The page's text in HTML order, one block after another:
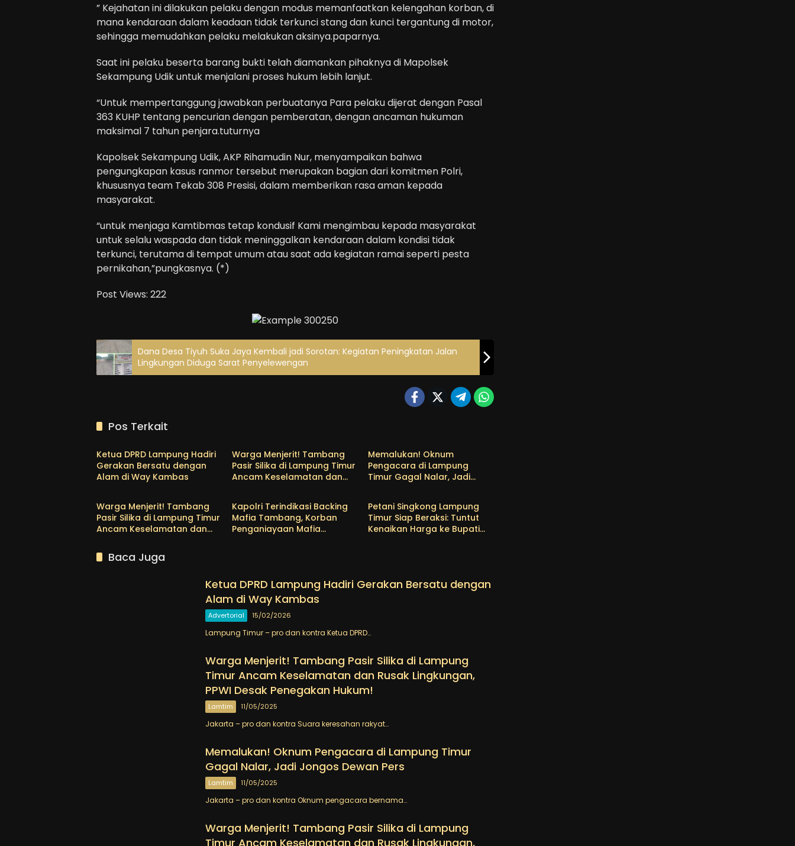
” Kejahatan ini dilakukan pelaku dengan modus memanfaatkan kelengahan korban, di
mana kendaraan dalam keadaan tidak terkunci stang dan kunci tergantung di motor,
sehingga memudahkan pelaku melakukan aksinya.paparnya.
Saat ini pelaku beserta barang bukti telah diamankan pihaknya di Mapolsek
Sekampung Udik untuk menjalani proses hukum lebih lanjut.
“Untuk mempertanggung jawabkan perbuatanya Para pelaku dijerat dengan Pasal
363 KUHP tentang pencurian dengan pemberatan, dengan ancaman hukuman
maksimal 7 tahun penjara.tuturnya
Kapolsek Sekampung Udik, AKP Rihamudin Nur, menyampaikan bahwa
pengungkapan kasus ranmor tersebut merupakan bagian dari komitmen Polri,
khususnya team Tekab 308 Presisi, dalam memberikan rasa aman kepada
masyarakat.
“untuk menjaga Kamtibmas tetap kondusif Kami mengimbau kepada masyarakat
untuk selalu waspada dan tidak meninggalkan kendaraan dalam kondisi tidak
terkunci, terutama di tempat umum atau saat ada kegiatan ramai seperti pesta
pernikahan,”pungkasnya. (*)
Post Views: 222
Dana Desa Tiyuh Suka Jaya Kembali jadi Sorotan: Kegiatan Peningkatan Jalan
Lingkungan Diduga Sarat Penyelewengan
Pos Terkait
Advertorial
Ketua DPRD Lampung Hadiri
Gerakan Bersatu dengan
Alam di Way Kambas
Warga Menjerit! Tambang
Pasir Silika di Lampung Timur
Ancam Keselamatan dan
Memalukan! Oknum
Pengacara di Lampung
Timur Gagal Nalar, Jadi
Lamtim
Warga Menjerit! Tambang
Pasir Silika di Lampung Timur
Ancam Keselamatan dan
Desak Penegakan Hukum!
Lamtim
Kapolri Terindikasi Backing
Mafia Tambang, Korban
Penganiayaan Mafia
Lamtim
Petani Singkong Lampung
Timur Siap Beraksi: Tuntut
Kenaikan Harga ke Bupati
Baca Juga
Ketua DPRD Lampung Hadiri Gerakan Bersatu dengan
Alam di Way Kambas
Advertorial 15/02/2026
Lampung Timur – pro dan kontra Ketua DPRD…
Warga Menjerit! Tambang Pasir Silika di Lampung
Timur Ancam Keselamatan dan Rusak Lingkungan,
PPWI Desak Penegakan Hukum!
Lamtim 11/05/2025
Jakarta – pro dan kontra Suara keresahan rakyat…
Memalukan! Oknum Pengacara di Lampung Timur
Gagal Nalar, Jadi Jongos Dewan Pers
Lamtim 11/05/2025
Jakarta – pro dan kontra Oknum pengacara bernama…
Warga Menjerit! Tambang Pasir Silika di Lampung
Timur Ancam Keselamatan dan Rusak Lingkungan,